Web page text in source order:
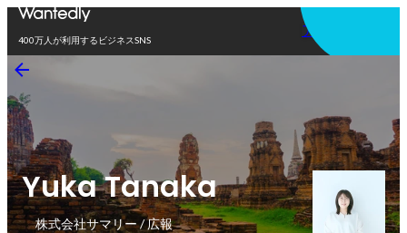
400万人が利用するビジネスSNS
アプリを使う
Yuka Tanaka
株式会社サマリー / 広報